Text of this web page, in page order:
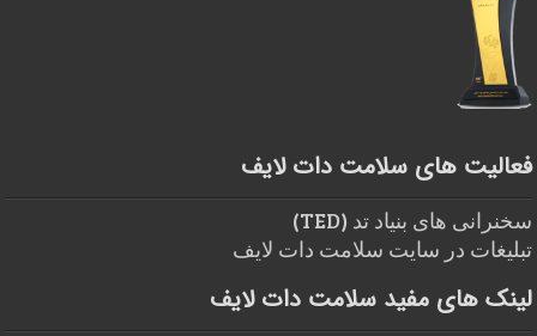
فعالیت های سلامت دات لایف
سخنرانی های بنیاد تد (TED)
تبلیغات در سایت سلامت دات لایف
لینک های مفید سلامت دات لایف